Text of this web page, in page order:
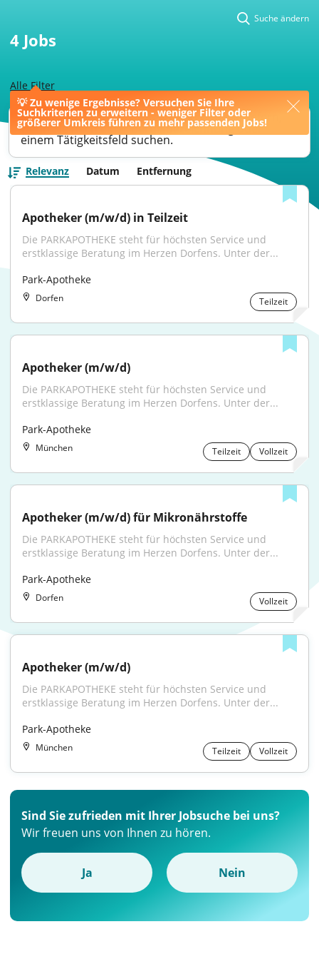
💡 Zu wenige Ergebnisse? Versuchen Sie Ihre
Suchkriterien zu erweitern - weniger Filter oder
größerer Umkreis führen zu mehr passenden Jobs!
Alle Filter
Suche ändern
4 Jobs
Ihre Jobsuche könnte bessere Ergebnisse liefern,
wenn Sie nach einer Berufsbezeichnung oder
einem Tätigkeitsfeld suchen.
Relevanz Datum Entfernung
Apotheker (m/w/d) in Teilzeit
Die PARKAPOTHEKE steht für höchsten Service und
erstklassige Beratung im Herzen Dorfens. Unter der...
Park-Apotheke
Dorfen Teilzeit
Apotheker (m/w/d)
Die PARKAPOTHEKE steht für höchsten Service und
erstklassige Beratung im Herzen Dorfens. Unter der...
Park-Apotheke
München Teilzeit Vollzeit
Apotheker (m/w/d) für Mikronährstoffe
Die PARKAPOTHEKE steht für höchsten Service und
erstklassige Beratung im Herzen Dorfens. Unter der...
Park-Apotheke
Dorfen Vollzeit
Apotheker (m/w/d)
Die PARKAPOTHEKE steht für höchsten Service und
erstklassige Beratung im Herzen Dorfens. Unter der...
Park-Apotheke
München Teilzeit Vollzeit
Sind Sie zufrieden mit Ihrer Jobsuche bei uns?
Wir freuen uns von Ihnen zu hören.
Ja Nein